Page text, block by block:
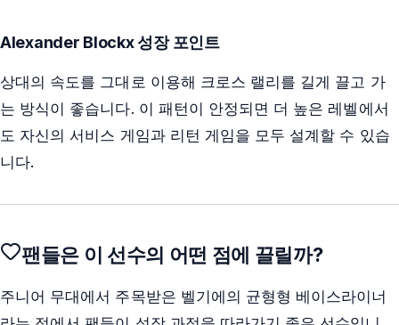
Alexander Blockx 성장 포인트
상대의 속도를 그대로 이용해 크로스 랠리를 길게 끌고 가
는 방식이 좋습니다. 이 패턴이 안정되면 더 높은 레벨에서
도 자신의 서비스 게임과 리턴 게임을 모두 설계할 수 있습
니다.
팬들은 이 선수의 어떤 점에 끌릴까?
주니어 무대에서 주목받은 벨기에의 균형형 베이스라이너